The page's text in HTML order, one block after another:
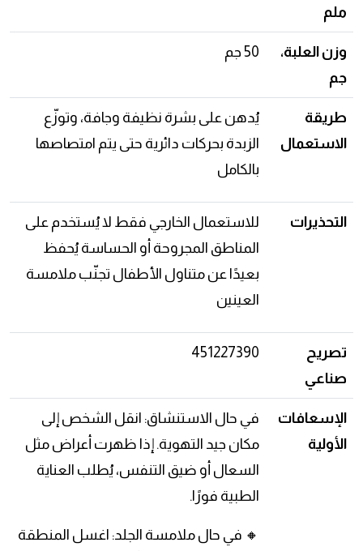
ملم
وزن العلبة،
جم
50 جم
طريقة
الاستعمال
يُدهن على بشرة نظيفة وجافة، وتوزّع
الزبدة بحركات دائرية حتى يتم امتصاصها
بالكامل
التحذيرات
للاستعمال الخارجي فقط لا يُستخدم على
المناطق المجروحة أو الحساسة يُحفظ
بعيدًا عن متناول الأطفال تجنّب ملامسة
العينين
تصريح
صناعي
451227390
الإسعافات
الأولية
في حال الاستنشاق: انقل الشخص إلى
مكان جيد التهوية. إذا ظهرت أعراض مثل
السعال أو ضيق التنفس، يُطلب العناية
الطبية فورًا.
🔸 في حال ملامسة الجلد: اغسل المنطقة